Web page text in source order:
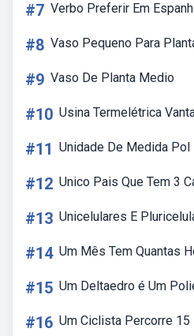
#7 Verbo Preferir Em
#8 Vaso Pequeno Para
#9 Vaso De Planta Medio
#10 Usina Termelétrica
#11 Unidade De Medida Pol
#12 Unico Pais Que Tem 3
#13 Unicelulares E
#14 Um Mês Tem Quantas
#15 Um Deltaedro é Um
#16 Um Ciclista Percorre 15